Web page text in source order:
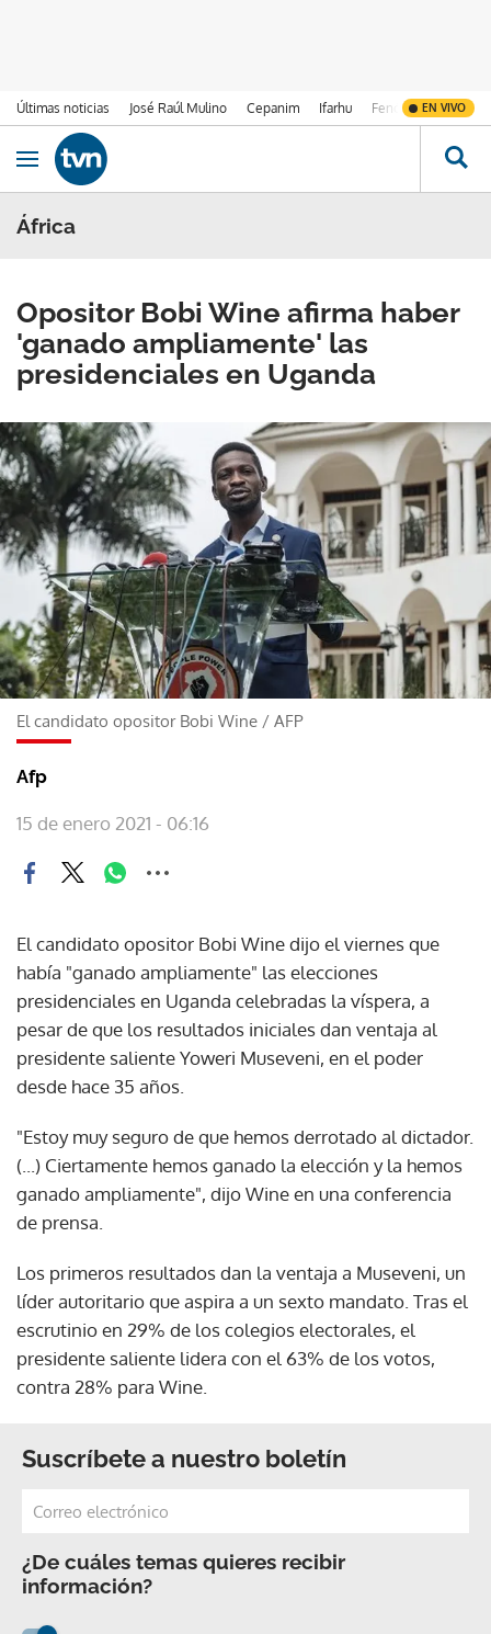
Últimas noticias José Raúl Mulino Cepanim Ifarhu Fenómeno de El
EN VIVO
Ir al contenido
Obrir navegació
África
Opositor Bobi Wine afirma haber
'ganado ampliamente' las
presidenciales en Uganda
El candidato opositor Bobi Wine / AFP
Afp
15 de enero 2021 - 06:16
El candidato opositor Bobi Wine dijo el viernes que
había "ganado ampliamente" las elecciones
presidenciales en Uganda celebradas la víspera, a
pesar de que los resultados iniciales dan ventaja al
presidente saliente Yoweri Museveni, en el poder
desde hace 35 años.
"Estoy muy seguro de que hemos derrotado al dictador.
(...) Ciertamente hemos ganado la elección y la hemos
ganado ampliamente", dijo Wine en una conferencia
de prensa.
Los primeros resultados dan la ventaja a Museveni, un
líder autoritario que aspira a un sexto mandato. Tras el
escrutinio en 29% de los colegios electorales, el
presidente saliente lidera con el 63% de los votos,
contra 28% para Wine.
Suscríbete a nuestro boletín
¿De cuáles temas quieres recibir
información?